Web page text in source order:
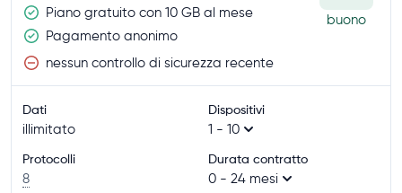
Piano gratuito con 10 GB al mese
Pagamento anonimo
nessun controllo di sicurezza recente
buono
Dati
illimitato
Dispositivi
1 - 10
Protocolli
8
Durata contratto
0 - 24 mesi